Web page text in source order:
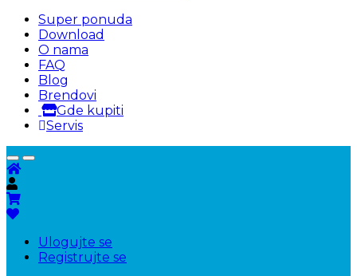
Super ponuda
Download
O nama
FAQ
Blog
Brendovi
Gde kupiti
Servis
Ulogujte se
Registrujte se